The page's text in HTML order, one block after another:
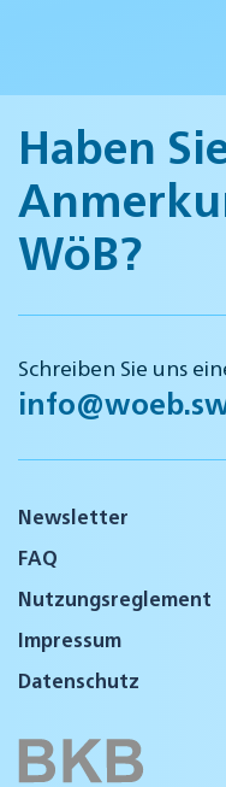
Haben
WöB?
Schreiben Sie uns
Newsletter
FAQ
Nutzungsreglement
Impressum
Datenschutz